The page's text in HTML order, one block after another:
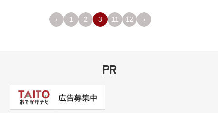
‹ 1 2 3 11 12 ›
PR